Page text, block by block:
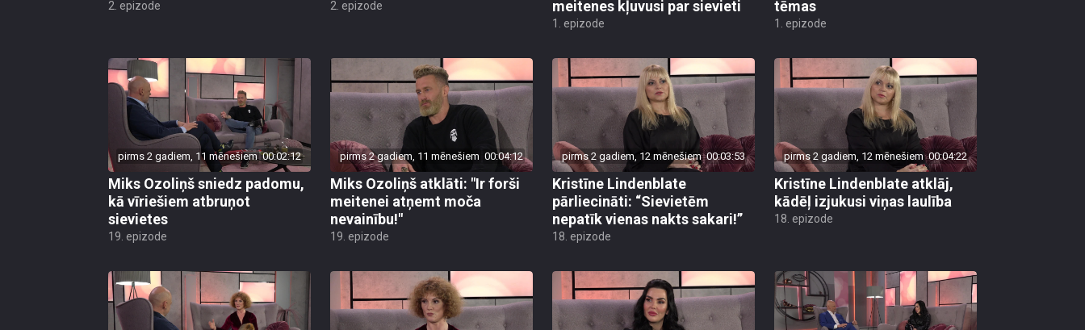
2. epizode 2. epizode
meitenes kļuvusi par sievieti
1. epizode
tēmas
1. epizode
pirms 2 gadiem, 11 mēnešiem 00:02:12
Miks Ozoliņš sniedz padomu,
kā vīriešiem atbruņot
sievietes
19. epizode
pirms 2 gadiem, 11 mēnešiem 00:04:12
Miks Ozoliņš atklāti: "Ir forši
meitenei atņemt moča
nevainību!"
19. epizode
pirms 2 gadiem, 12 mēnešiem 00:03:53
Kristīne Lindenblate
pārliecināti: “Sievietēm
nepatīk vienas nakts sakari!”
18. epizode
pirms 2 gadiem, 12 mēnešiem 00:04:22
Kristīne Lindenblate atklāj,
kādēļ izjukusi viņas laulība
18. epizode